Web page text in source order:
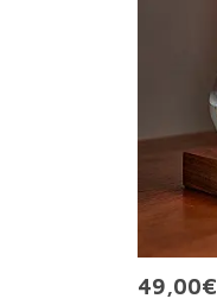
49,00€